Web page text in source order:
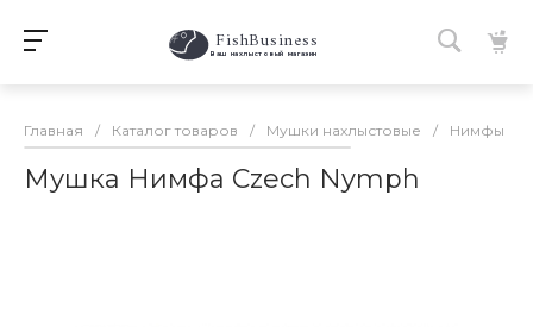
FishBusiness
Ваш нахлыстовый магазин
Главная / Каталог товаров / Мушки нахлыстовые / Нимфы
Мушка Нимфа Czech Nymph